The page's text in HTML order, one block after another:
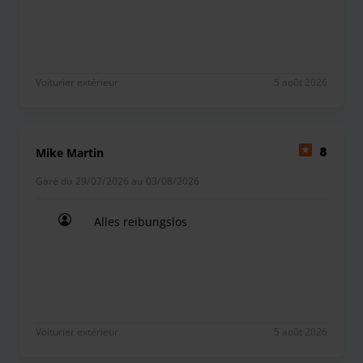
Voiturier extérieur 5 août 2026
Mike Martin 8
Garé du 29/07/2026 au 03/08/2026
Alles reibungslos
Voiturier extérieur 5 août 2026